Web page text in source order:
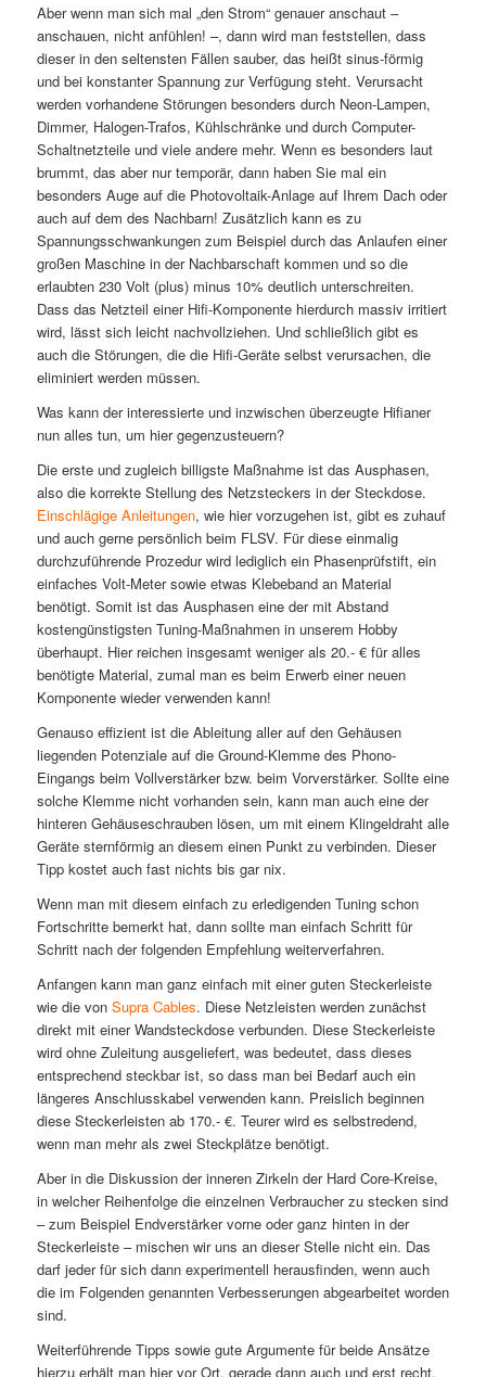
Aber wenn man sich mal „den Strom“ genauer anschaut –
anschauen, nicht anfühlen! –, dann wird man feststellen, dass
dieser in den seltensten Fällen sauber, das heißt sinus-förmig
und bei konstanter Spannung zur Verfügung steht. Verursacht
werden vorhandene Störungen besonders durch Neon-Lampen,
Dimmer, Halogen-Trafos, Kühlschränke und durch Computer-
Schaltnetzteile und viele andere mehr. Wenn es besonders laut
brummt, das aber nur temporär, dann haben Sie mal ein
besonders Auge auf die Photovoltaik-Anlage auf Ihrem Dach oder
auch auf dem des Nachbarn! Zusätzlich kann es zu
Spannungsschwankungen zum Beispiel durch das Anlaufen einer
großen Maschine in der Nachbarschaft kommen und so die
erlaubten 230 Volt (plus) minus 10% deutlich unterschreiten.
Dass das Netzteil einer Hifi-Komponente hierdurch massiv irritiert
wird, lässt sich leicht nachvollziehen. Und schließlich gibt es
auch die Störungen, die die Hifi-Geräte selbst verursachen, die
eliminiert werden müssen.
Was kann der interessierte und inzwischen überzeugte Hifianer
nun alles tun, um hier gegenzusteuern?
Die erste und zugleich billigste Maßnahme ist das Ausphasen,
also die korrekte Stellung des Netzsteckers in der Steckdose.
Einschlägige Anleitungen, wie hier vorzugehen ist, gibt es zuhauf
und auch gerne persönlich beim FLSV. Für diese einmalig
durchzuführende Prozedur wird lediglich ein Phasenprüfstift, ein
einfaches Volt-Meter sowie etwas Klebeband an Material
benötigt. Somit ist das Ausphasen eine der mit Abstand
kostengünstigsten Tuning-Maßnahmen in unserem Hobby
überhaupt. Hier reichen insgesamt weniger als 20.- € für alles
benötigte Material, zumal man es beim Erwerb einer neuen
Komponente wieder verwenden kann!
Genauso effizient ist die Ableitung aller auf den Gehäusen
liegenden Potenziale auf die Ground-Klemme des Phono-
Eingangs beim Vollverstärker bzw. beim Vorverstärker. Sollte eine
solche Klemme nicht vorhanden sein, kann man auch eine der
hinteren Gehäuseschrauben lösen, um mit einem Klingeldraht alle
Geräte sternförmig an diesem einen Punkt zu verbinden. Dieser
Tipp kostet auch fast nichts bis gar nix.
Wenn man mit diesem einfach zu erledigenden Tuning schon
Fortschritte bemerkt hat, dann sollte man einfach Schritt für
Schritt nach der folgenden Empfehlung weiterverfahren.
Anfangen kann man ganz einfach mit einer guten Steckerleiste
wie die von Supra Cables. Diese Netzleisten werden zunächst
direkt mit einer Wandsteckdose verbunden. Diese Steckerleiste
wird ohne Zuleitung ausgeliefert, was bedeutet, dass dieses
entsprechend steckbar ist, so dass man bei Bedarf auch ein
längeres Anschlusskabel verwenden kann. Preislich beginnen
diese Steckerleisten ab 170.- €. Teurer wird es selbstredend,
wenn man mehr als zwei Steckplätze benötigt.
Aber in die Diskussion der inneren Zirkeln der Hard Core-Kreise,
in welcher Reihenfolge die einzelnen Verbraucher zu stecken sind
– zum Beispiel Endverstärker vorne oder ganz hinten in der
Steckerleiste – mischen wir uns an dieser Stelle nicht ein. Das
darf jeder für sich dann experimentell herausfinden, wenn auch
die im Folgenden genannten Verbesserungen abgearbeitet worden
sind.
Weiterführende Tipps sowie gute Argumente für beide Ansätze
hierzu erhält man hier vor Ort, gerade dann auch und erst recht,